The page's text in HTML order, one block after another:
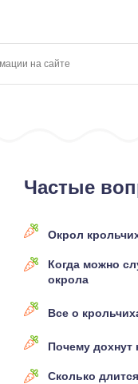
Частые
Окрол
Когда можно
окрола
Все о
Почему дохнут
Сколько